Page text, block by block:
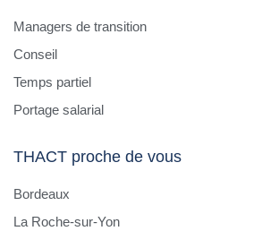
Managers de transition
Conseil
Temps partiel
Portage salarial
THACT proche de vous
Bordeaux
La Roche-sur-Yon